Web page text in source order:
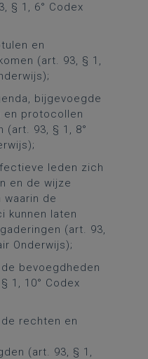
§ 1, 6° Codex
en
(art. 93, § 1,
bijgevoegde
en protocollen
(art. 93, § 1, 8°
leden zich
en de wijze
waarin de
kunnen laten
(art. 93,
Onderwijs);
bevoegdheden
1, 10° Codex
rechten en
(art. 93, § 1,